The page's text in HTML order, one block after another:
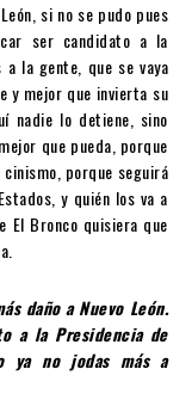
si no se pudo pues
ser candidato a la
a la gente, que se vaya
y mejor que invierta su
nadie lo detiene, sino
que pueda, porque
porque seguirá
y quién los va a
El Bronco quisiera que
daño a Nuevo León.
a la Presidencia de
ya no jodas más a